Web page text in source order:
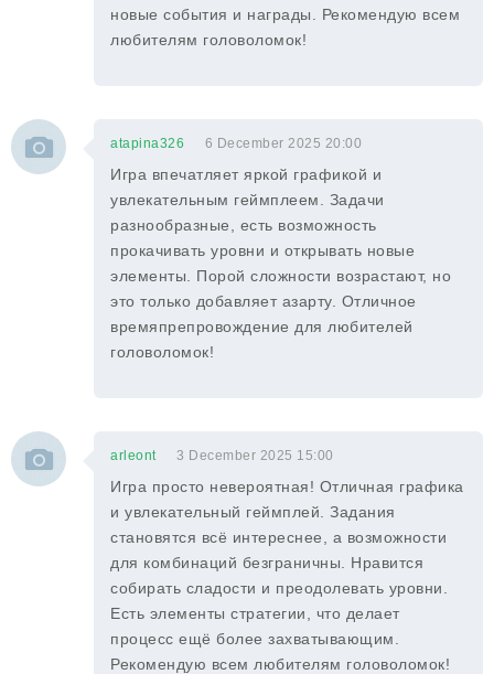
новые события и награды. Рекомендую всем
любителям головоломок!
atapina326 6 December 2025 20:00
Игра впечатляет яркой графикой и
увлекательным геймплеем. Задачи
разнообразные, есть возможность
прокачивать уровни и открывать новые
элементы. Порой сложности возрастают, но
это только добавляет азарту. Отличное
времяпрепровождение для любителей
головоломок!
arleont 3 December 2025 15:00
Игра просто невероятная! Отличная графика
и увлекательный геймплей. Задания
становятся всё интереснее, а возможности
для комбинаций безграничны. Нравится
собирать сладости и преодолевать уровни.
Есть элементы стратегии, что делает
процесс ещё более захватывающим.
Рекомендую всем любителям головоломок!